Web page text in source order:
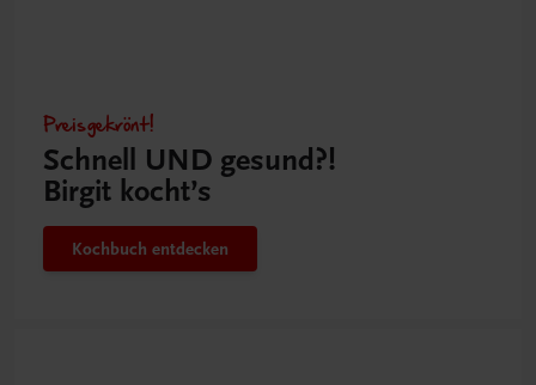
Preisgekrönt!
Schnell UND gesund?!
Birgit kocht’s
Kochbuch entdecken